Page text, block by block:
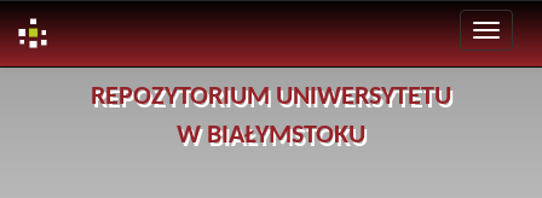
REPOZYTORIUM UNIWERSYTETU
W BIAŁYMSTOKU